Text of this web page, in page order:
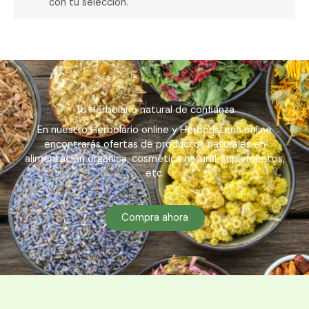
Tu Herbolario natural de confianza
En nuestro Herbolario online y Herboristería online
encontrarás ofertas de productos naturales en
alimentación orgánica, cosmética natural, suplementos,
etc.
Compra ahora